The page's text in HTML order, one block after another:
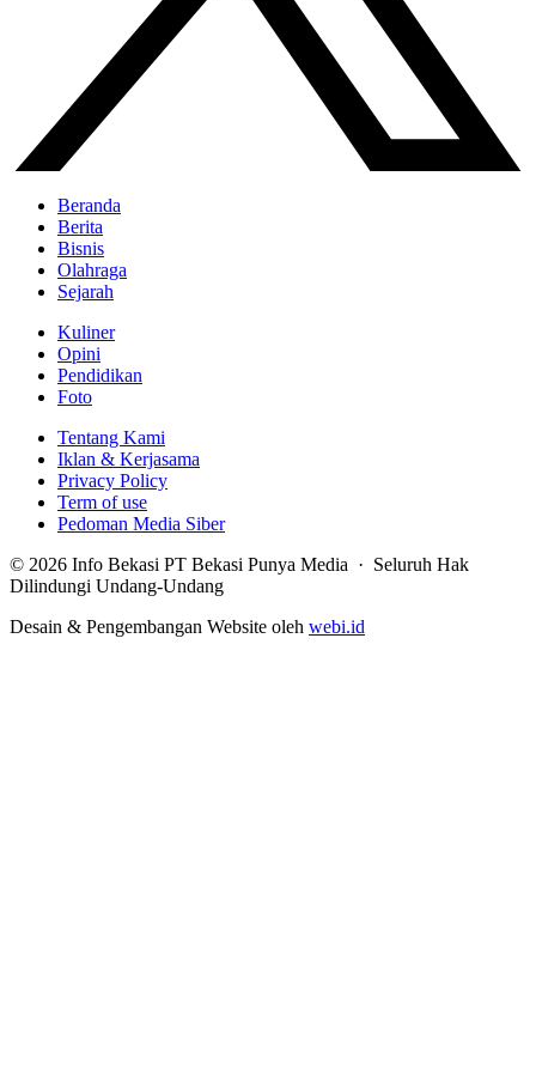
Beranda
Berita
Bisnis
Olahraga
Sejarah
Kuliner
Opini
Pendidikan
Foto
Tentang Kami
Iklan & Kerjasama
Privacy Policy
Term of use
Pedoman Media Siber
© 2026 Info Bekasi PT Bekasi Punya Media · Seluruh Hak
Dilindungi Undang-Undang
Desain & Pengembangan Website oleh webi.id